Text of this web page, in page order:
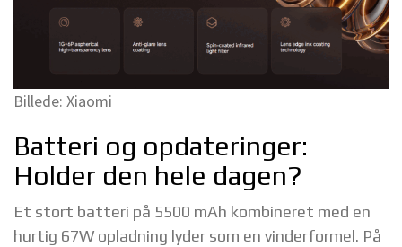
Billede: Xiaomi
Batteri og opdateringer:
Holder den hele dagen?
Et stort batteri på 5500 mAh kombineret med en
hurtig 67W opladning lyder som en vinderformel. På